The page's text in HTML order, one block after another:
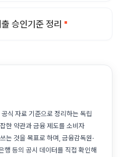
승인기준 정리
공식 자료 기준으로 정리하는 독립
한 약관과 금융 제도를 소비자
는 것을 목표로 하며, 금융감독원·
행 등의 공시 데이터를 직접 확인해